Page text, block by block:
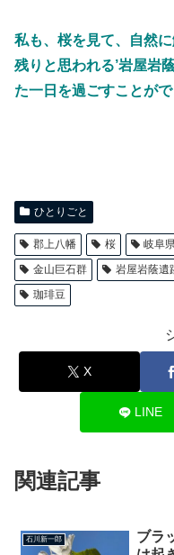
私も、桜を見て、自然
残りと思われる’岩屋岩
た一日を過ごすこと
ひとりごと
郡上八幡 桜 岐阜
金山巨石群
岩屋岩蔭遺
珈琲豆
X
LINE
関連記事
石川新一郎
ブラ